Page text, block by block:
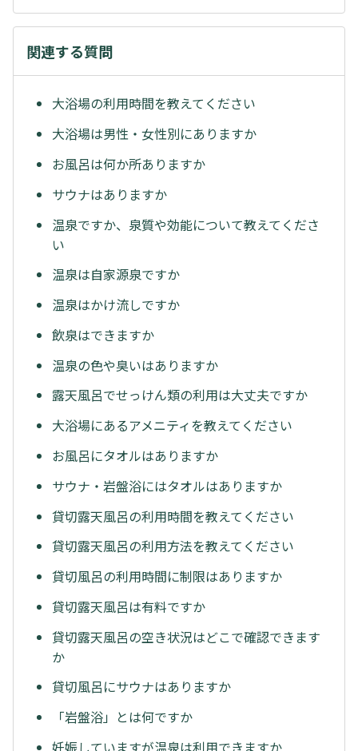
関連する質問
大浴場の利用時間を教えてください
大浴場は男性・女性別にありますか
お風呂は何か所ありますか
サウナはありますか
温泉ですか、泉質や効能について教えてくださ
い
温泉は自家源泉ですか
温泉はかけ流しですか
飲泉はできますか
温泉の色や臭いはありますか
露天風呂でせっけん類の利用は大丈夫ですか
大浴場にあるアメニティを教えてください
お風呂にタオルはありますか
サウナ・岩盤浴にはタオルはありますか
貸切露天風呂の利用時間を教えてください
貸切露天風呂の利用方法を教えてください
貸切風呂の利用時間に制限はありますか
貸切露天風呂は有料ですか
貸切露天風呂の空き状況はどこで確認できます
か
貸切風呂にサウナはありますか
「岩盤浴」とは何ですか
妊娠していますが温泉は利用できますか